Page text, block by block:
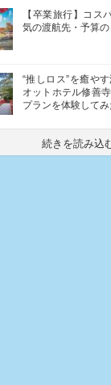
【卒業旅行】コス
気の渡航先・予算
“推しロス”を癒や
オットホテル修善
プランを体験してみ
続きを読み込